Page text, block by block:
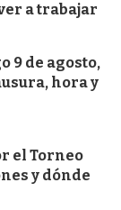
a trabajar
9 de agosto,
hora y
el Torneo
y dónde